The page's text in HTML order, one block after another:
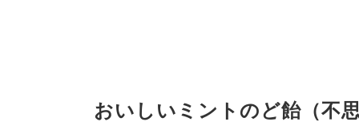
おいしいミントのど飴（不思